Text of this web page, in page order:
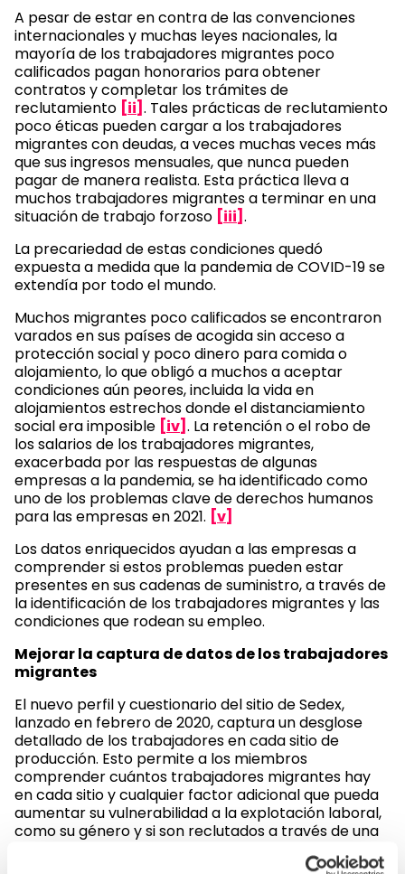
A pesar de estar en contra de las convenciones
internacionales y muchas leyes nacionales, la
mayoría de los trabajadores migrantes poco
calificados pagan honorarios para obtener
contratos y completar los trámites de
reclutamiento [ii] . Tales prácticas de reclutamiento
poco éticas pueden cargar a los trabajadores
migrantes con deudas, a veces muchas veces más
que sus ingresos mensuales, que nunca pueden
pagar de manera realista. Esta práctica lleva a
muchos trabajadores migrantes a terminar en una
situación de trabajo forzoso [iii] .
La precariedad de estas condiciones quedó
expuesta a medida que la pandemia de COVID-19 se
extendía por todo el mundo.
Muchos migrantes poco calificados se encontraron
varados en sus países de acogida sin acceso a
protección social y poco dinero para comida o
alojamiento, lo que obligó a muchos a aceptar
condiciones aún peores, incluida la vida en
alojamientos estrechos donde el distanciamiento
social era imposible [iv] . La retención o el robo de
los salarios de los trabajadores migrantes,
exacerbada por las respuestas de algunas
empresas a la pandemia, se ha identificado como
uno de los problemas clave de derechos humanos
para las empresas en 2021. [v]
Los datos enriquecidos ayudan a las empresas a
comprender si estos problemas pueden estar
presentes en sus cadenas de suministro, a través de
la identificación de los trabajadores migrantes y las
condiciones que rodean su empleo.
Mejorar la captura de datos de los trabajadores
migrantes
El nuevo perfil y cuestionario del sitio de Sedex,
lanzado en febrero de 2020, captura un desglose
detallado de los trabajadores en cada sitio de
producción. Esto permite a los miembros
comprender cuántos trabajadores migrantes hay
en cada sitio y cualquier factor adicional que pueda
aumentar su vulnerabilidad a la explotación laboral,
como su género y si son reclutados a través de una